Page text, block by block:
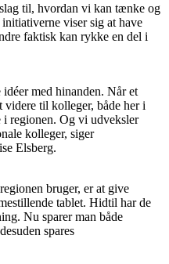
til, hvordan vi kan tænke og
viser sig at have
faktisk kan rykke en del i
med hinanden. Når et
til kolleger, både her i
i regionen. Og vi udveksler
kolleger, siger
Elsberg.
bruger, er at give
tablet. Hidtil har de
Nu sparer man både
spares